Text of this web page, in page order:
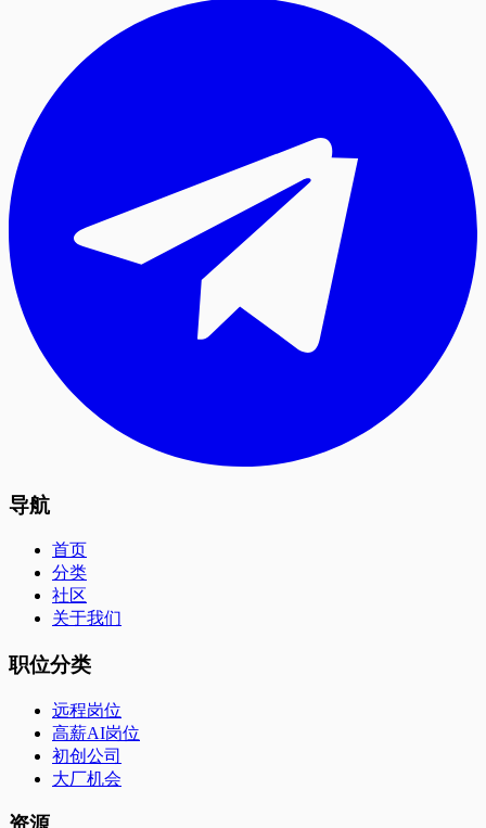
导航
首页
分类
社区
关于我们
职位分类
远程岗位
高薪AI岗位
初创公司
大厂机会